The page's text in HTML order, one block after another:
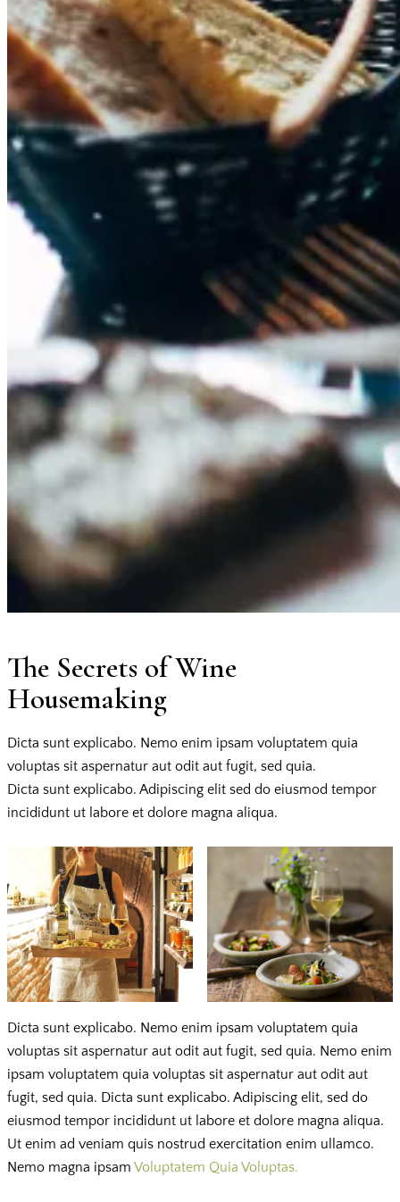
The Secrets of Wine
Housemaking
Dicta sunt explicabo. Nemo enim ipsam voluptatem quia
voluptas sit aspernatur aut odit aut fugit, sed quia.
Dicta sunt explicabo. Adipiscing elit sed do eiusmod tempor
incididunt ut labore et dolore magna aliqua.
Dicta sunt explicabo. Nemo enim ipsam voluptatem quia
voluptas sit aspernatur aut odit aut fugit, sed quia. Nemo enim
ipsam voluptatem quia voluptas sit aspernatur aut odit aut
fugit, sed quia. Dicta sunt explicabo. Adipiscing elit, sed do
eiusmod tempor incididunt ut labore et dolore magna aliqua.
Ut enim ad veniam quis nostrud exercitation enim ullamco.
Nemo magna ipsam Voluptatem Quia Voluptas.